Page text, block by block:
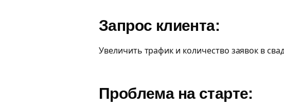
Запрос клиента:
Увеличить трафик и количество заявок в
Проблема на старте: